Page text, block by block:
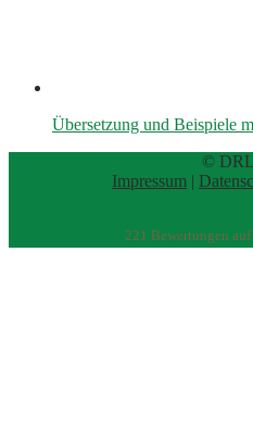
Übersetzung und Beispiele
©
Impressum |
221 Bewertungen